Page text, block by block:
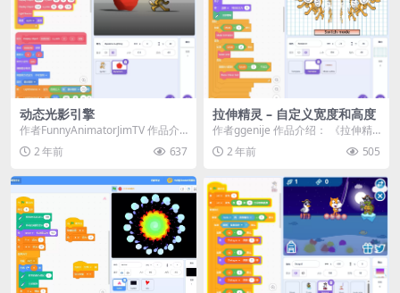
动态光影引擎
作者FunnyAnimatorJimTV 作品介
绍： 《动态光影引擎》是一款视
觉...2 年前 637
拉伸精灵 – 自定义宽度和高度
作者ggenije 作品介绍： 《拉伸精
灵 – 自定义宽度和高度》展...
2 年前 505